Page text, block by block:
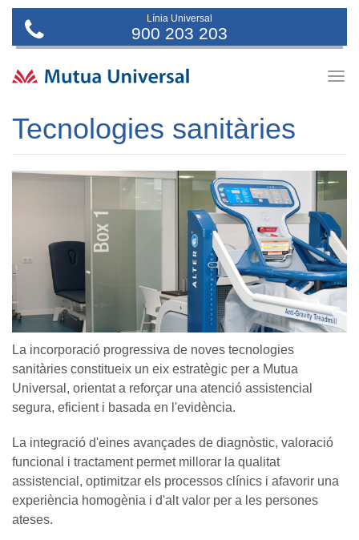
Línia Universal
900 203 203
Tecnologies sanitàries
La incorporació progressiva de noves tecnologies
sanitàries constitueix un eix estratègic per a Mutua
Universal, orientat a reforçar una atenció assistencial
segura, eficient i basada en l'evidència.
La integració d'eines avançades de diagnòstic, valoració
funcional i tractament permet millorar la qualitat
assistencial, optimitzar els processos clínics i afavorir una
experiència homogènia i d'alt valor per a les persones
ateses.